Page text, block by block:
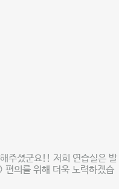
주셨군요!! 저희 연습실은 발
편의를 위해 더욱 노력하겠습